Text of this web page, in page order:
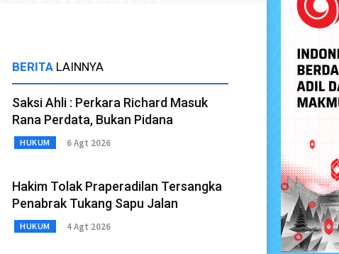
BERITA LAINNYA
Saksi Ahli : Perkara Richard Masuk
Rana Perdata, Bukan Pidana
HUKUM 6 Agt 2026
Hakim Tolak Praperadilan Tersangka
Penabrak Tukang Sapu Jalan
HUKUM 4 Agt 2026